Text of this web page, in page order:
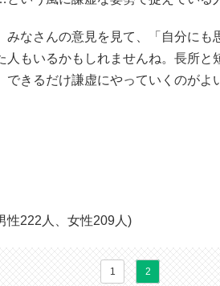
みなさんの意見を見て、「自分にも
もいるかもしれませんね。長所と
できるだけ謙虚にやっていくのがよ
性222人、女性209人)
1 2